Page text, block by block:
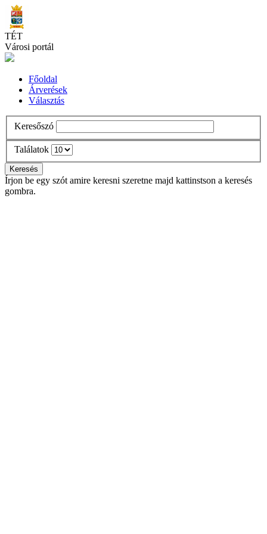
Skip
to
main
content
TÉT
Városi portál
Főoldal
Árverések
Választás
Keresőszó
Találatok
Írjon be egy szót amire keresni szeretne majd kattinstson a keresés
gombra.